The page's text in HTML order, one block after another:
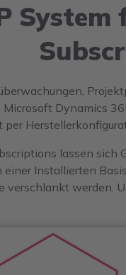
Dynamics
lassen sich
Installierten
verschlankt werden.